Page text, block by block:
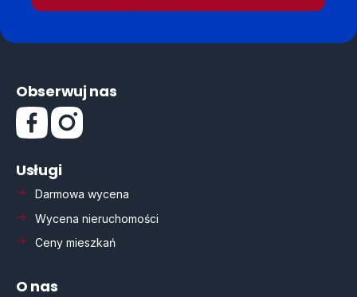
Obserwuj nas
Usługi
Darmowa wycena
Wycena nieruchomości
Ceny mieszkań
O nas